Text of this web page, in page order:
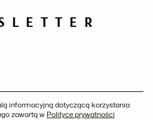
informacyjną dotyczącą korzystania
zawartą w Polityce prywatności